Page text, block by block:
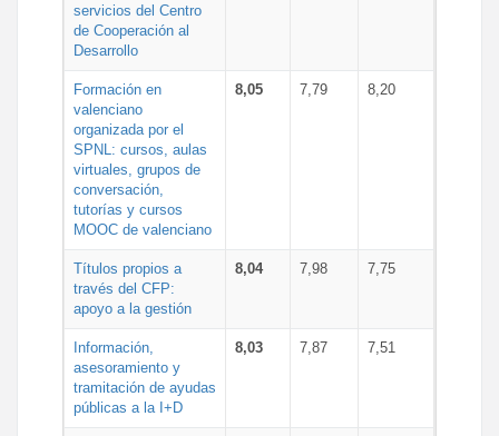
servicios del Centro
de Cooperación al
Desarrollo
Formación en
valenciano
organizada por el
SPNL: cursos, aulas
virtuales, grupos de
conversación,
tutorías y cursos
MOOC de valenciano
8,05 7,79 8,20
Títulos propios a
través del CFP:
apoyo a la gestión
8,04 7,98 7,75
Información,
asesoramiento y
tramitación de ayudas
públicas a la I+D
8,03 7,87 7,51